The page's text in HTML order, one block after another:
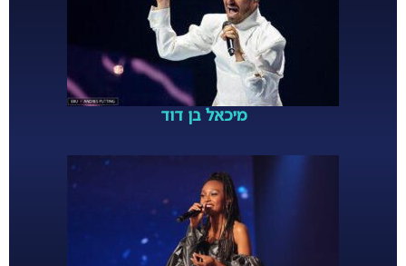
מיכאל בן דוד